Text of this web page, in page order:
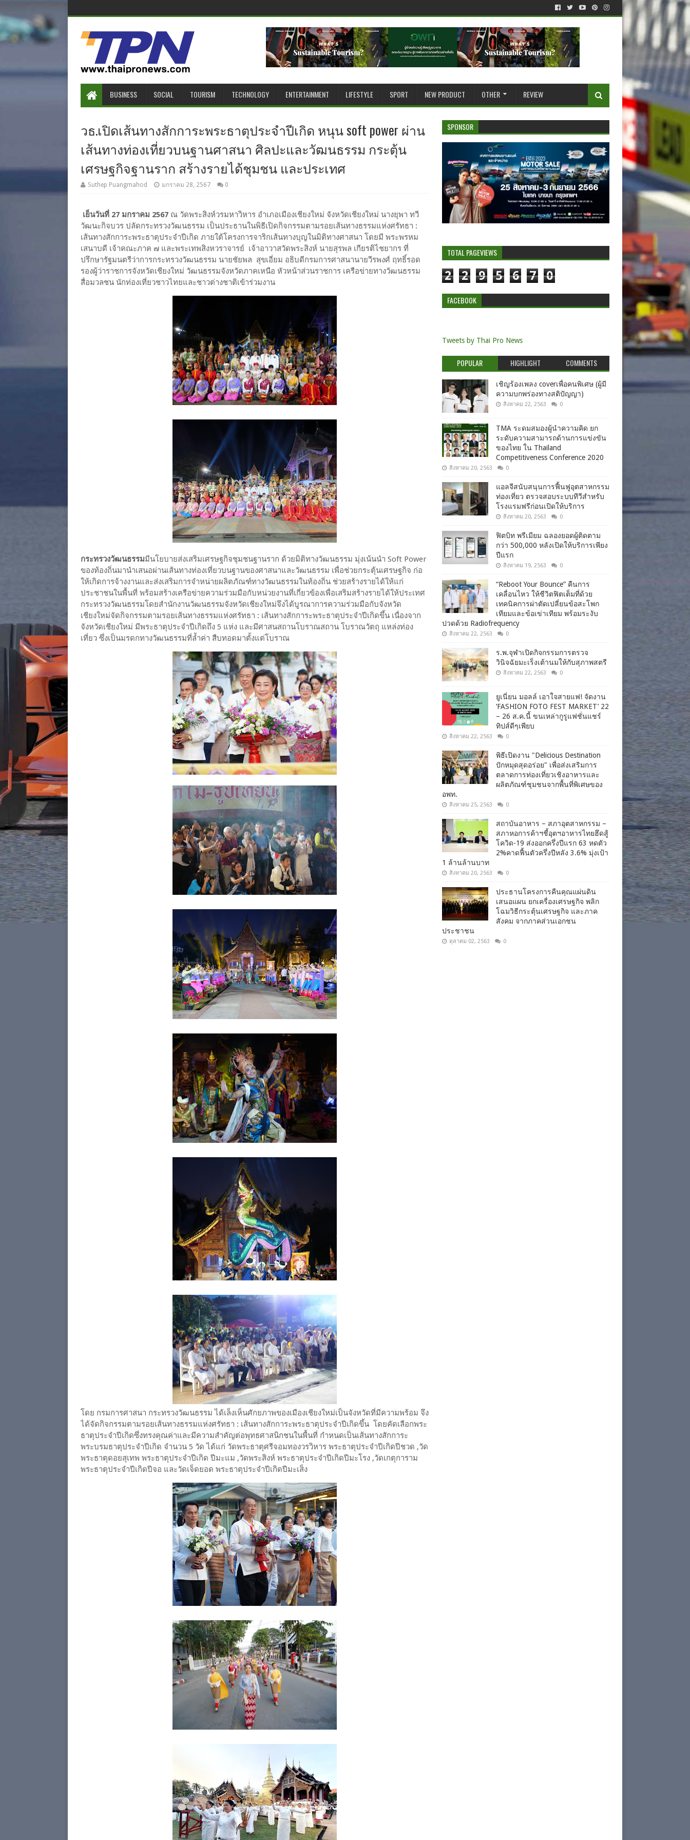
BUSINESS SOCIAL TOURISM TECHNOLOGY ENTERTAINMENT LIFESTYLE SPORT NEW PRODUCT OTHER REVIEW
วธ.เปิดเส้นทางสักการะพระธาตุประจำปีเกิด หนุน soft power ผ่าน
เส้นทางท่องเที่ยวบนฐานศาสนา ศิลปะและวัฒนธรรม กระตุ้น
เศรษฐกิจฐานราก สร้างรายได้ชุมชน และประเทศ
Suthep Puangmahod มกราคม 28, 2567 0
เย็นวันที่ 27 มกราคม 2567 ณ วัดพระสิงห์วรมหาวิหาร อำเภอเมืองเชียงใหม่ จังหวัดเชียงใหม่ นางยุพา ทวี
วัฒนะกิจบวร ปลัดกระทรวงวัฒนธรรม เป็นประธานในพิธีเปิดกิจกรรมตามรอยเส้นทางธรรมแห่งศรัทธา :
เส้นทางสักการะพระธาตุประจำปีเกิด ภายใต้โครงการจาริกเส้นทางบุญในมิติทางศาสนา โดยมี พระพรหม
เสนาบดี เจ้าคณะภาค ๗ และพระเทพสิงหวราจารย์ เจ้าอาวาสวัดพระสิงห์ นายสุรพล เกียรติไชยากร ที่
ปรึกษารัฐมนตรีว่าการกระทรวงวัฒนธรรม นายชัยพล สุขเอี่ยม อธิบดีกรมการศาสนานายวีรพงศ์ ฤทธิ์รอด
รองผู้ว่าราชการจังหวัดเชียงใหม่ วัฒนธรรมจังหวัดภาคเหนือ หัวหน้าส่วนราชการ เครือข่ายทางวัฒนธรรม
สื่อมวลชน นักท่องเที่ยวชาวไทยและชาวต่างชาติเข้าร่วมงาน
กระทรวงวัฒนธรรมมีนโยบายส่งเสริมเศรษฐกิจชุมชนฐานราก ด้วยมิติทางวัฒนธรรม มุ่งเน้นนำ Soft Power
ของท้องถิ่นมานำเสนอผ่านเส้นทางท่องเที่ยวบนฐานของศาสนาและวัฒนธรรม เพื่อช่วยกระตุ้นเศรษฐกิจ ก่อ
ให้เกิดการจ้างงานและส่งเสริมการจำหน่ายผลิตภัณฑ์ทางวัฒนธรรมในท้องถิ่น ช่วยสร้างรายได้ให้แก่
ประชาชนในพื้นที่ พร้อมสร้างเครือข่ายความร่วมมือกับหน่วยงานที่เกี่ยวข้องเพื่อเสริมสร้างรายได้ให้ประเทศ
กระทรวงวัฒนธรรมโดยสำนักงานวัฒนธรรมจังหวัดเชียงใหม่จึงได้บูรณาการความร่วมมือกับจังหวัด
เชียงใหม่จัดกิจกรรมตามรอยเส้นทางธรรมแห่งศรัทธา : เส้นทางสักการะพระธาตุประจำปีเกิดขึ้น เนื่องจาก
จังหวัดเชียงใหม่ มีพระธาตุประจำปีเกิดถึง 5 แห่ง และมีศาสนสถานโบราณสถาน โบราณวัตถุ แหล่งท่อง
เที่ยว ซึ่งเป็นมรดกทางวัฒนธรรมที่ล้ำค่า สืบทอดมาตั้งแต่โบราณ
โดย กรมการศาสนา กระทรวงวัฒนธรรม ได้เล็งเห็นศักยภาพของเมืองเชียงใหม่เป็นจังหวัดที่มีความพร้อม จึง
ได้จัดกิจกรรมตามรอยเส้นทางธรรมแห่งศรัทธา : เส้นทางสักการะพระธาตุประจำปีเกิดขึ้น โดยคัดเลือกพระ
ธาตุประจำปีเกิดซึ่งทรงคุณค่าและมีความสำคัญต่อพุทธศาสนิกชนในพื้นที่ กำหนดเป็นเส้นทางสักการะ
พระบรมธาตุประจำปีเกิด จำนวน 5 วัด ได้แก่ วัดพระธาตุศรีจอมทองวรวิหาร พระธาตุประจำปีเกิดปีชวด ,วัด
พระธาตุดอยสุเทพ พระธาตุประจำปีเกิด ปีมะแม ,วัดพระสิงห์ พระธาตุประจำปีเกิดปีมะโรง ,วัดเกตุการาม
พระธาตุประจำปีเกิดปีจอ และวัดเจ็ดยอด พระธาตุประจำปีเกิดปีมะเส็ง
SPONSOR
TOTAL PAGEVIEWS
2 2 9 5 6 7 0
FACEBOOK
Tweets by Thai Pro News
POPULAR HIGHLIGHT COMMENTS
เชิญร้องเพลง coverเพื่อคนพิเศษ (ผู้มี
ความบกพร่องทางสติปัญญา)
สิงหาคม 22, 2563 0
TMA ระดมสมองผู้นำความคิด ยก
ระดับความสามารถด้านการแข่งขัน
ของไทย ใน Thailand
Competitiveness Conference 2020
สิงหาคม 20, 2563 0
แอลจีสนับสนุนการฟื้นฟูอุตสาหกรรม
ท่องเที่ยว ตรวจสอบระบบทีวีสำหรับ
โรงแรมฟรีก่อนเปิดให้บริการ
สิงหาคม 20, 2563 0
ฟิตบิท พรีเมียม ฉลองยอดผู้ติดตาม
กว่า 500,000 หลังเปิดให้บริการเพียง
ปีแรก
สิงหาคม 19, 2563 0
“Reboot Your Bounce” คืนการ
เคลื่อนไหว ให้ชีวิตฟิตเต็มที่ด้วย
เทคนิคการผ่าตัดเปลี่ยนข้อสะโพก
เทียมและข้อเข่าเทียม พร้อมระงับ
ปวดด้วย Radiofrequency
สิงหาคม 22, 2563 0
ร.พ.จุฬาเปิดกิจกรรมการตรวจ
วินิจฉัยมะเร็งเต้านมให้กับสุภาพสตรี
สิงหาคม 22, 2563 0
ยูเนี่ยน มอลล์ เอาใจสายแฟ! จัดงาน
‘FASHION FOTO FEST MARKET’ 22
– 26 ส.ค.นี้ ขนเหล่ากูรูแฟชั่นแชร์
ทิปส์ดีๆเพียบ
สิงหาคม 22, 2563 0
พิธีเปิดงาน "Delicious Destination
ปักหมุดสุดอร่อย" เพื่อส่งเสริมการ
ตลาดการท่องเที่ยวเชิงอาหารและ
ผลิตภัณฑ์ชุมชนจากพื้นที่พิเศษของ
อพท.
สิงหาคม 25, 2563 0
สถาบันอาหาร – สภาอุตสาหกรรม –
สภาหอการค้าฯชี้อุตฯอาหารไทยฮึดสู้
โควิด-19 ส่งออกครึ่งปีแรก 63 หดตัว
2%คาดฟื้นตัวครึ่งปีหลัง 3.6% มุ่งเป้า
1 ล้านล้านบาท
สิงหาคม 20, 2563 0
ประธานโครงการคืนคุณแผ่นดิน
เสนอแผน ยกเครื่องเศรษฐกิจ พลิก
โฉมวิธีกระตุ้นเศรษฐกิจ และภาค
สังคม จากภาคส่วนเอกชน
ประชาชน
ตุลาคม 02, 2563 0